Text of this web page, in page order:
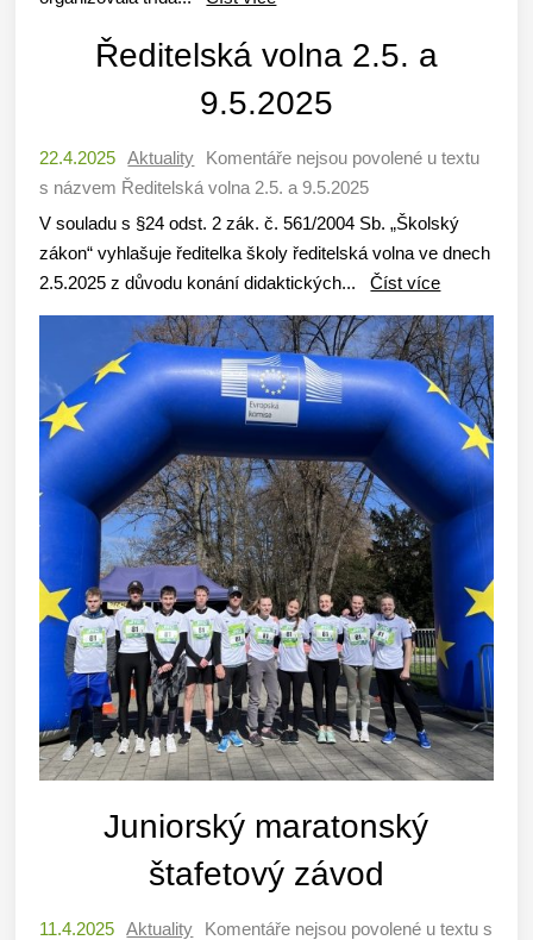
Ředitelská volna 2.5. a
9.5.2025
22.4.2025 Aktuality Komentáře nejsou povolené u textu
s názvem Ředitelská volna 2.5. a 9.5.2025
V souladu s §24 odst. 2 zák. č. 561/2004 Sb. „Školský
zákon“ vyhlašuje ředitelka školy ředitelská volna ve dnech
2.5.2025 z důvodu konání didaktických...Číst více
Juniorský maratonský
štafetový závod
11.4.2025 Aktuality Komentáře nejsou povolené u textu s